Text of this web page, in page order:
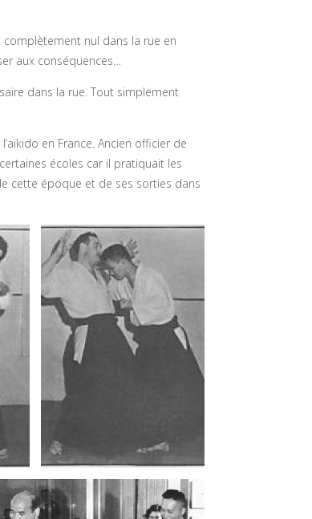
complètement nul dans la rue en
aux conséquences…
dans la rue. Tout simplement
en France. Ancien officier de
écoles car il pratiquait les
cette époque et de ses sorties dans